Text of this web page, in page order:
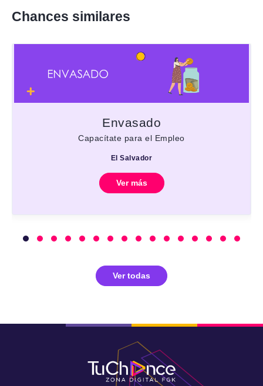
Chances similares
Envasado
Capacítate para el Empleo
El Salvador
Ver más
Ver todas